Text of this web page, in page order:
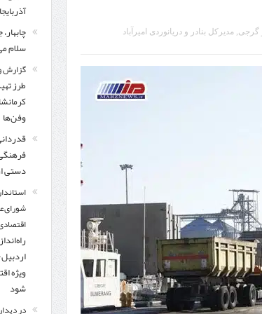
مرز چیلات دهلران می‌تواند مکمل مرز بین‌المللی مهران شود
زائران اربعین در مرزهای خوزستان از مرز یک میلیون و ۴۲۸ هزار نفر گذشت
گرجی,مدیرکل بنادر و دریانوردی امیرآباد
سلام
گزارش
طرز
وفن‌ها
دستی
ویژه
شود
در